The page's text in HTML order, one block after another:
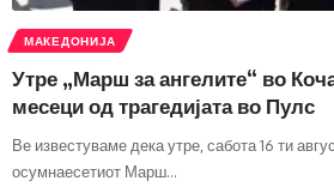
МАКЕДОНИЈА
Утре „Марш за ангелите“ во
месеци од трагедијата во Пулс
Ве известуваме дека утре, сабота 16 ти
осумнаесетиот Марш…